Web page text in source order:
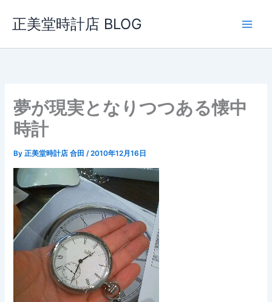
ス
正美堂時計店 BLOG
夢が現実となりつつある懐中
時計
By正美堂時計店 合田/2010年12月16日